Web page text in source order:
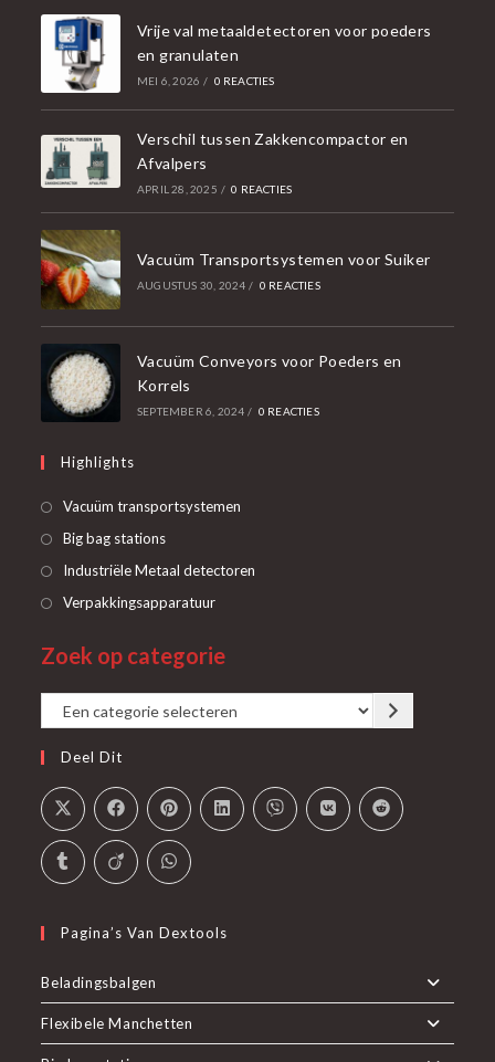
Vrije val metaaldetectoren voor poeders
en granulaten
MEI 6, 2026 / 0 REACTIES
Verschil tussen Zakkencompactor en
Afvalpers
APRIL 28, 2025 / 0 REACTIES
Vacuüm Transportsystemen voor Suiker
AUGUSTUS 30, 2024 / 0 REACTIES
Vacuüm Conveyors voor Poeders en
Korrels
SEPTEMBER 6, 2024 / 0 REACTIES
Highlights
Vacuüm transportsystemen
Big bag stationsOpent
in
tab
Industriële Metaal detectoren
VerpakkingsapparatuurOpent
een
tab
Zoek op categorie
Een
categorie
selecteren
Deel Dit
Pagina’s Van Dextools
Beladingsbalgen
Flexibele Manchetten